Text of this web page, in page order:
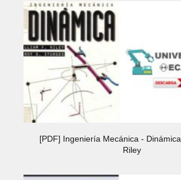
[PDF] Ingeniería Mecánica - Dinámica
Riley